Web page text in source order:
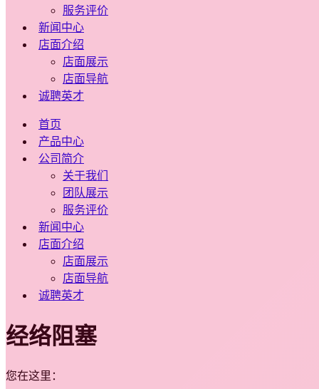
服务评价
新闻中心
店面介绍
店面展示
店面导航
诚聘英才
首页
产品中心
公司简介
关于我们
团队展示
服务评价
新闻中心
店面介绍
店面展示
店面导航
诚聘英才
经络阻塞
您在这里：